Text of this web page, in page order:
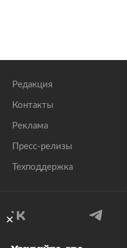
Редакция
Контакты
Реклама
Пресс-релизы
Техподдержка